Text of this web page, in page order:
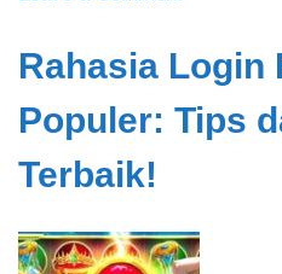
Rahasia
Global
Terjangkau
dan
Rahasia Login
Populer: Tips
Terbaik!